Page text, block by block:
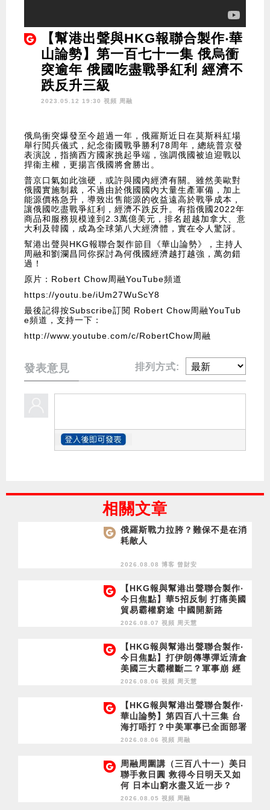
【幫港出聲與HKG報聯合製作‧華
山論勢】第一百七十一集 俄烏衝
突逾年 俄國吃盡戰爭紅利 經濟不
跌反升三級
2023.05.12 19:30 視頻 周融
俄烏衝突爆發至今超過一年，俄羅斯近日在莫斯科紅場
舉行閲兵儀式，紀念衞國戰爭勝利78周年，總統普京發
表演說，指摘西方國家挑起爭端，強調俄國被迫迎戰以
捍衞主權，更揚言俄國將會勝出。
普京口氣如此強硬，或許與國內經濟有關。雖然美歐對
俄國實施制裁，不過由於俄國國內大量生產軍備，加上
能源價格急升，導致出售能源的收益遠高於戰爭成本，
讓俄國吃盡戰爭紅利，經濟不跌反升。有指俄國2022年
商品和服務規模達到2.3萬億美元，排名超越加拿大、意
大利及韓國，成為全球第八大經濟體，實在令人驚訝。
幫港出聲與HKG報聯合製作節目《華山論勢》，主持人
周融和劉瀾昌同你探討為何俄國經濟越打越強，萬勿錯
過！
原片：Robert Chow周融YouTube頻道
https://youtu.be/iUm27WuScY8
最後記得按Subscribe訂閱 Robert Chow周融YouTub
e頻道，支持一下：
http://www.youtube.com/c/RobertChow周融
發表意見 排列方式:
相關文章
俄羅斯戰力拉胯？難保不是在消
耗敵人
2026.08.08 博客 曾財安
【HKG報與幫港出聲聯合製作‧
今日焦點】華5招反制 打痛美國
貿易霸權窮途 中國開新路
2026.08.07 視頻 周天慧
【HKG報與幫港出聲聯合製作‧
今日焦點】打伊朗傳導彈近清倉
美國三大霸權斷二？軍事崩 經
濟損
2026.08.06 視頻 周天慧
【HKG報與幫港出聲聯合製作‧
華山論勢】第四百八十三集 台
海打唔打？中美軍事已全面部署
2028年1月台灣選舉是臨界點？
2026.08.06 視頻 周融
周融周圍講（三百八十一）美日
聯手救日圓 救得今日明天又如
何 日本山窮水盡又近一步？
2026.08.05 視頻 周融